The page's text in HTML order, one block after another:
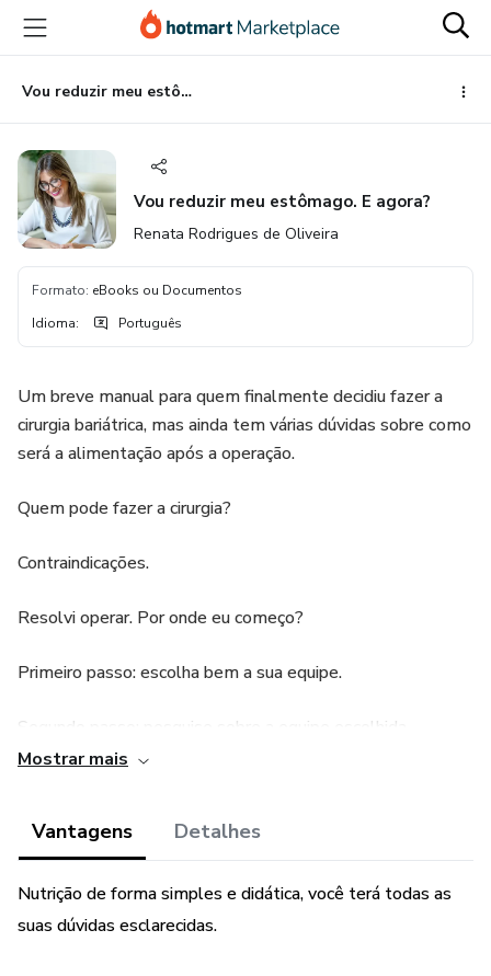
para
conteúdo
principal
para
pagamento
para
rodapé
Vou reduzir meu estômago. E agora?
Vou reduzir meu estômago. E agora?
Renata Rodrigues de Oliveira
Formato: eBooks ou Documentos
Idioma: Português
Um breve manual para quem finalmente decidiu fazer a
cirurgia bariátrica, mas ainda tem várias dúvidas sobre como
será a alimentação após a operação.
Quem pode fazer a cirurgia?
Contraindicações.
Resolvi operar. Por onde eu começo?
Primeiro passo: escolha bem a sua equipe.
Segundo passo: pesquise sobre a equipe escolhida.
Qual a melhor técnica?
Acompanhamento nutricional pré-operatório.
Mostrar mais
Vantagens Detalhes
Nutrição de forma simples e didática, você terá todas as
suas dúvidas esclarecidas.